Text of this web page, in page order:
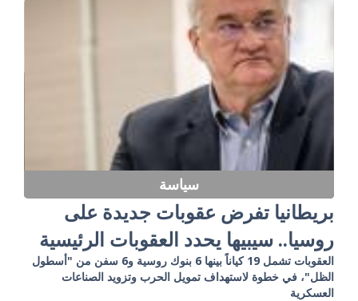
سياسة
بريطانيا تفرض عقوبات جديدة على
روسيا.. سيبيها يحدد العقوبات الرئيسية
العقوبات تشمل 19 كياناً بينها 6 بنوك روسية و6 سفن من "أسطول
الظل"، في خطوة لاستهداف تمويل الحرب وتزويد الصناعات
العسكرية